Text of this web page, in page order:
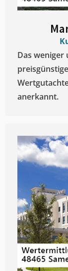
Das
anerkannt.